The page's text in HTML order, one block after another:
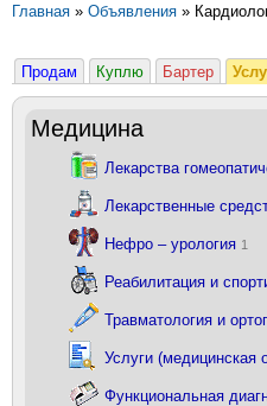
Главная » Объявления »
Продам
Куплю Бартер
Медицина
Лекарства
Лекарственные
Нефро – урология 1
Реабилитация и
Травматология и
Услуги (медицинская
Функциональная